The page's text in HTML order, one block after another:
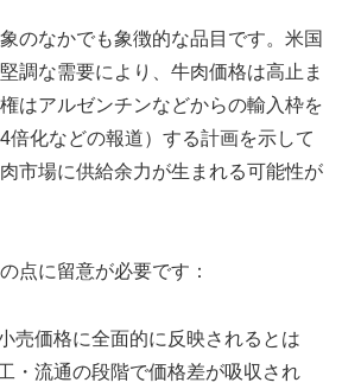
のなかでも象徴的な品目です。米国
調な需要により、牛肉価格は高止ま
はアルゼンチンなどからの輸入枠を
倍化などの報道）する計画を示して
市場に供給余力が生まれる可能性が
点に留意が必要です：
売価格に全面的に反映されるとは
・流通の段階で価格差が吸収され